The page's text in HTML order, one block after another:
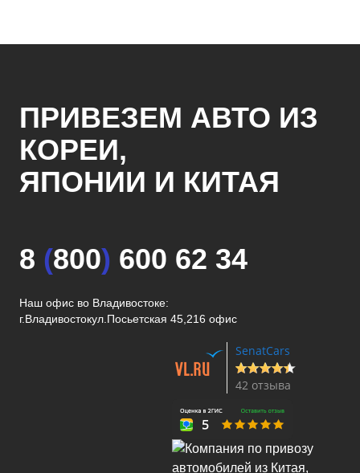
ПРИВЕЗЕМ АВТО ИЗ
КОРЕИ,
ЯПОНИИ И КИТАЯ
8 (800) 600 62 34
Наш офис во Владивостоке:
г.Владивостокул.Посьетская 45,216 офис
SenatCars
42 отзыва